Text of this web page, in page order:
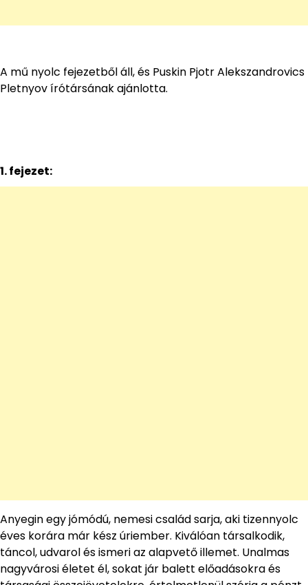
A mű nyolc fejezetből áll, és Puskin Pjotr Alekszandrovics
Pletnyov írótársának ajánlotta.
1. fejezet:
Anyegin egy jómódú, nemesi család sarja, aki tizennyolc
éves korára már kész úriember. Kiválóan társalkodik,
táncol, udvarol és ismeri az alapvető illemet. Unalmas
nagyvárosi életet él, sokat jár balett előadásokra és